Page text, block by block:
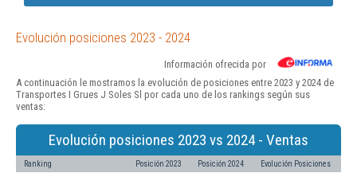
Evolución posiciones 2023 - 2024
Información ofrecida por
A continuación le mostramos la evolución de posiciones entre 2023 y 2024 de
Transportes I Grues J Soles Sl por cada uno de los rankings según sus
ventas:
Evolución posiciones 2023 vs 2024 - Ventas
Ranking Posición 2023 Posición 2024 Evolución Posiciones